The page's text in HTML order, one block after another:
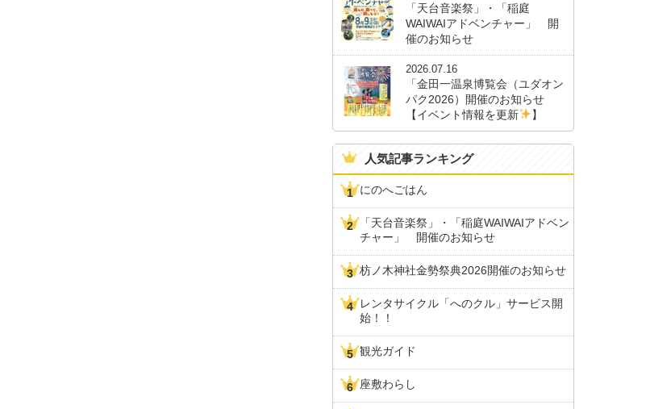
「天台音楽祭」・「稲庭
WAIWAIアドベンチャー」 開
催のお知らせ
2026.07.16
「金田一温泉博覧会（ユダオン
パク2026）開催のお知らせ
【イベント情報を更新
】
人気記事ランキング
にのへごはん
「天台音楽祭」・「稲庭WAIWAIアドベン
チャー」 開催のお知らせ
枋ノ木神社金勢祭典2026開催のお知らせ
レンタサイクル「へのクル」サービス開
始！！
観光ガイド
座敷わらし